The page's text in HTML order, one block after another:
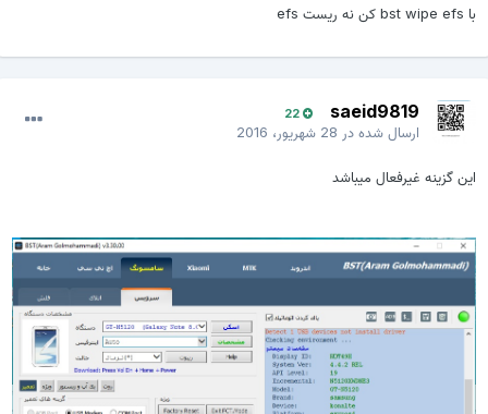
با bst wipe efs كن نه ريست efs
saeid9819
22
ارسال شده در28 شهریور، 2016
این گزینه غیرفعال میباشد